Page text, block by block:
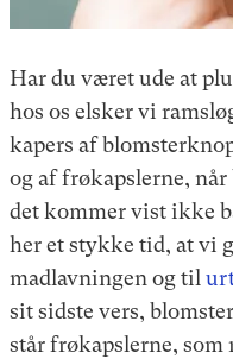
Har du været ude at
hos os elsker vi
kapers af
og af frøkapslerne,
det kommer vist ikke
her et stykke tid, at vi
madlavningen og til
sit sidste vers,
står frøkapslerne, som